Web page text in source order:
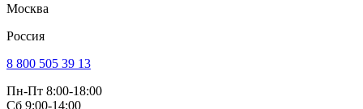
Москва
Россия
8 800 505 39 13
Пн-Пт 8:00-18:00
Сб 9:00-14:00